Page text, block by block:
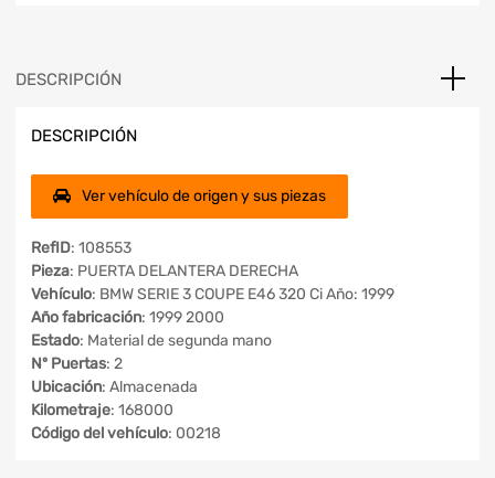
DESCRIPCIÓN
DESCRIPCIÓN
Ver vehículo de origen y sus piezas
RefID: 108553
Pieza: PUERTA DELANTERA DERECHA
Vehículo: BMW SERIE 3 COUPE E46 320 Ci Año: 1999
Año fabricación: 1999 2000
Estado: Material de segunda mano
Nº Puertas: 2
Ubicación: Almacenada
Kilometraje: 168000
Código del vehículo: 00218